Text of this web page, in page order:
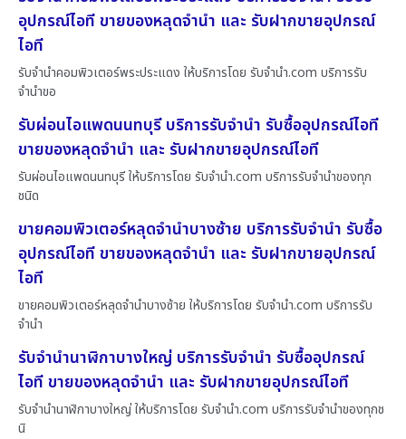
อุปกรณ์ไอที ขายของหลุดจำนำ และ รับฝากขายอุปกรณ์
ไอที
รับจำนำคอมพิวเตอร์พระประแดง ให้บริการโดย รับจํานํา.com บริการรับ
จำนำขอ
รับผ่อนไอแพดนนทบุรี บริการรับจำนำ รับซื้ออุปกรณ์ไอที
ขายของหลุดจำนำ และ รับฝากขายอุปกรณ์ไอที
รับผ่อนไอแพดนนทบุรี ให้บริการโดย รับจํานํา.com บริการรับจำนำของทุก
ชนิด
ขายคอมพิวเตอร์หลุดจำนำบางซ้าย บริการรับจำนำ รับซื้อ
อุปกรณ์ไอที ขายของหลุดจำนำ และ รับฝากขายอุปกรณ์
ไอที
ขายคอมพิวเตอร์หลุดจำนำบางซ้าย ให้บริการโดย รับจํานํา.com บริการรับ
จำนำ
รับจำนำนาฬิกาบางใหญ่ บริการรับจำนำ รับซื้ออุปกรณ์
ไอที ขายของหลุดจำนำ และ รับฝากขายอุปกรณ์ไอที
รับจำนำนาฬิกาบางใหญ่ ให้บริการโดย รับจํานํา.com บริการรับจำนำของทุกช
นิ